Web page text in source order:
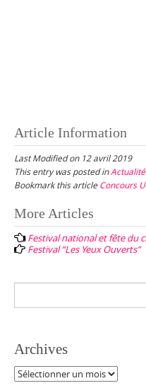
Article Information
Last Modified on 12 avril 2019
This entry was posted inActualité
Bookmark this article Concours
Post
navigation
More Articles
Festival national et fête du
Festival “Les Yeux Ouverts”
Archives
Archives